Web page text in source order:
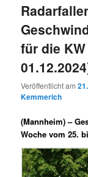
für die
Veröffentlicht am
Kemmerich
(Mannheim) –
Woche vom 25.